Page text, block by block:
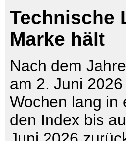
Technische
Marke hält
Nach dem
am 2. Juni
Wochen lang in
den Index bis